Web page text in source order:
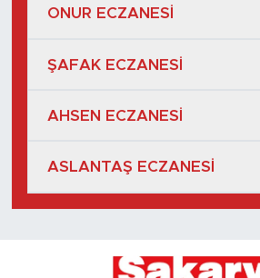
ONUR ECZANESİ
ŞAFAK ECZANESİ
AHSEN ECZANESİ
ASLANTAŞ ECZANESİ